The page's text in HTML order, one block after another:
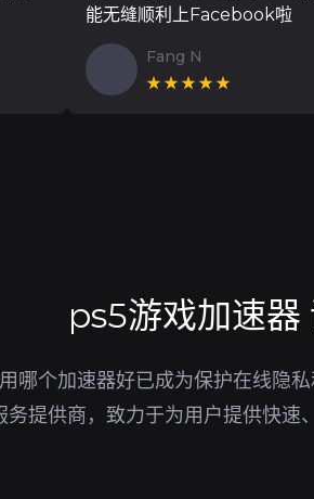
能无缝顺利上Facebook啦
Fang N
★★★★★
ps5游戏加速器
哪个加速器好已成为保护在线隐
提供商，致力于为用户提供快速